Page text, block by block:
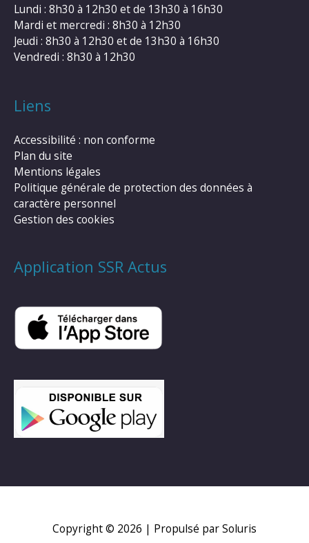
Lundi : 8h30 à 12h30 et de 13h30 à 16h30
Mardi et mercredi : 8h30 à 12h30
Jeudi : 8h30 à 12h30 et de 13h30 à 16h30
Vendredi : 8h30 à 12h30
Liens
Accessibilité : non conforme
Plan du site
Mentions légales
Politique générale de protection des données à
caractère personnel
Gestion des cookies
Application SSR Actus
Copyright © 2026 | Propulsé par Soluris